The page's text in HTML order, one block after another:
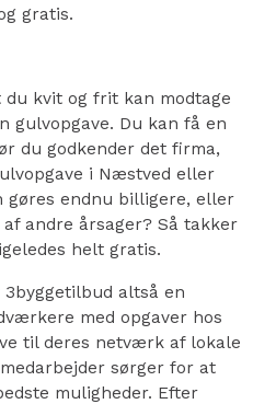
gratis.
kvit og frit kan modtage
gulvopgave. Du kan få en
du godkender det firma,
i Næstved eller
gøres endnu billigere, eller
andre årsager? Så takker
helt gratis.
altså en
med opgaver hos
til deres netværk af lokale
sørger for at
muligheder. Efter